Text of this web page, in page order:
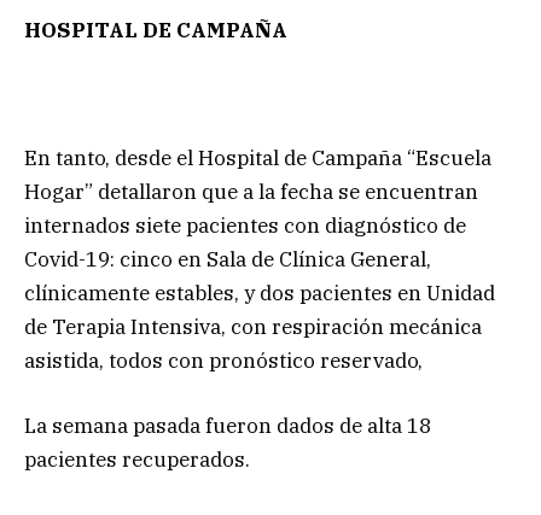
HOSPITAL DE CAMPAÑA
En tanto, desde el Hospital de Campaña “Escuela
Hogar” detallaron que a la fecha se encuentran
internados siete pacientes con diagnóstico de
Covid-19: cinco en Sala de Clínica General,
clínicamente estables, y dos pacientes en Unidad
de Terapia Intensiva, con respiración mecánica
asistida, todos con pronóstico reservado,
La semana pasada fueron dados de alta 18
pacientes recuperados.